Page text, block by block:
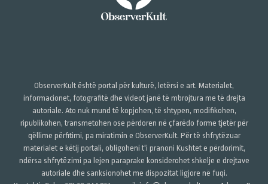
ObserverKult është portal për kulturë, letërsi e art. Materialet,
informacionet, fotografitë dhe videot janë të mbrojtura me të drejta
autoriale. Ato nuk mund të kopjohen, të shtypen, modifikohen,
ripublikohen, transmetohen ose përdoren në çfarëdo forme tjetër për
qëllime përfitimi, pa miratimin e ObserverKult. Për të shfrytëzuar
materialet e këtij portali, obligoheni t'i pranoni Kushtet e përdorimit,
ndërsa shfrytëzimi pa lejen paraprake konsiderohet shkelje e drejtave
autoriale dhe sanksionohet me dispozitat ligjore në fuqi.